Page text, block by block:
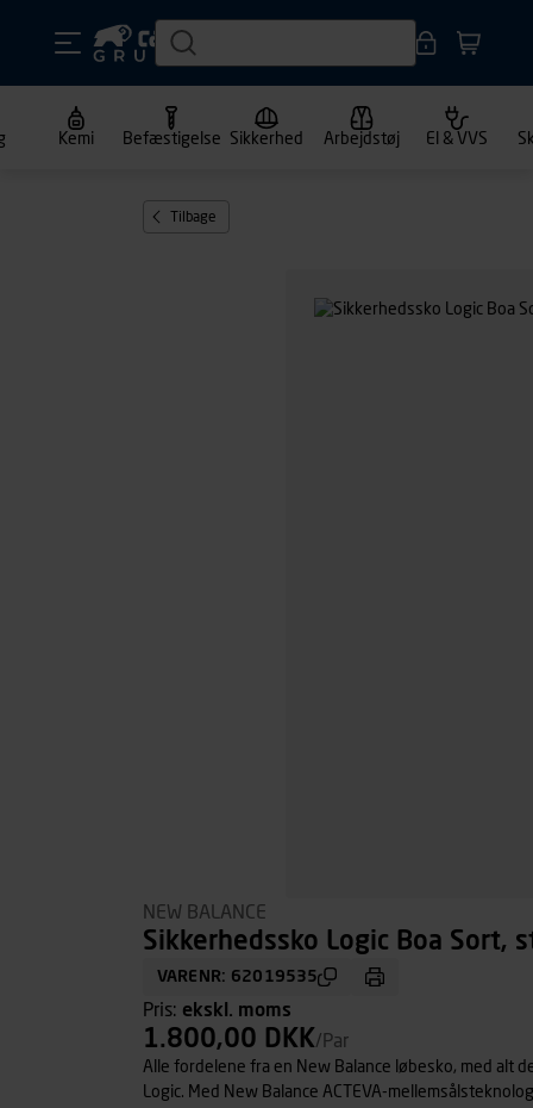
Kemi Befæstigelse Sikkerhed Arbejdstøj El & VVS
Tilbage
NEW BALANCE
Sikkerhedssko Logic Boa Sort,
VARENR: 62019535
Pris: ekskl. moms
1.800,00 DKK/Par
Alle fordelene fra en New Balance løbesko, med alt
Logic. Med New Balance ACTEVA-